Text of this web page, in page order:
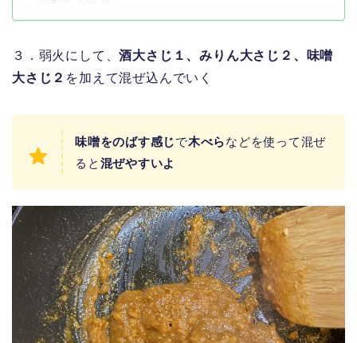
３．弱火にして、酒大さじ１、みりん大さじ２、味噌
大さじ２ を加えて混ぜ込んでいく
味噌をのばす感じで木べらなどを使って混ぜ
ると 混ぜやすいよ